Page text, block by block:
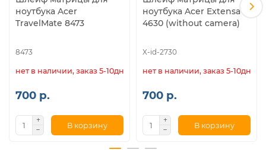
ноутбука Acer
TravelMate 8473
8473
нет в наличии, заказ 5-10дн.
700 р.
В корзину
ноутбука Acer Extensa
4630 (without camera)
X-id-2730
нет в наличии, заказ 5-10дн.
700 р.
В корзину